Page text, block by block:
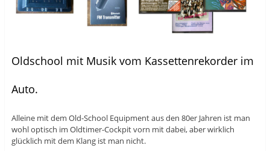
Oldschool mit Musik vom Kassettenrekorder im
Auto.
Alleine mit dem Old-School Equipment aus den 80er Jahren ist man
wohl optisch im Oldtimer-Cockpit vorn mit dabei, aber wirklich
glücklich mit dem Klang ist man nicht.